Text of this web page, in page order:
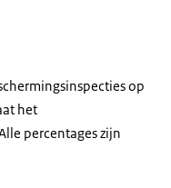
op
het
percentages zijn